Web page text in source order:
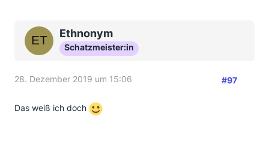
Ethnonym
Schatzmeister:in
28. Dezember 2019 um 15:06 #97
Das weiß ich doch